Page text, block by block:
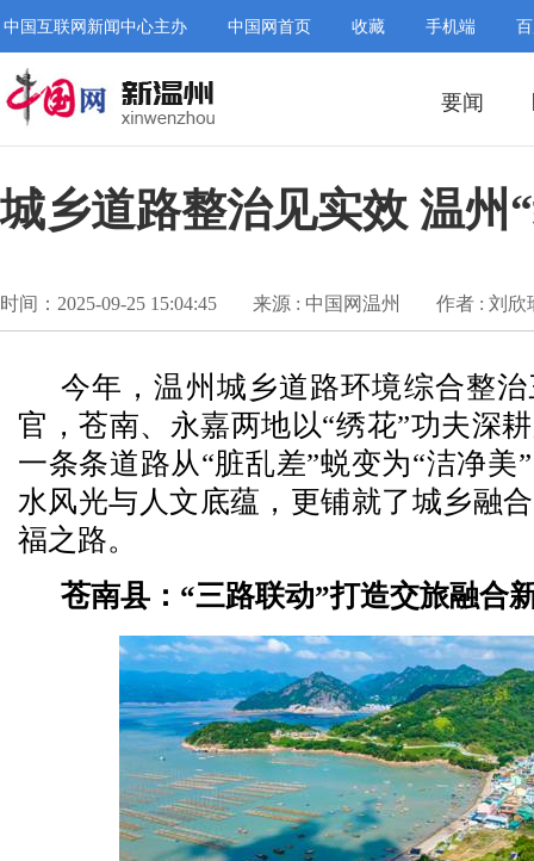
中国互联网新闻中心主办 中国网首页 收藏 手机端
要闻
城乡道路整治见实效 温州
时间：2025-09-25 15:04:45 来源 : 中国网温州 作者 : 刘欣
今年，温州城乡道路环境综合整
官，苍南、永嘉两地以“绣花”功夫深
一条条道路从“脏乱差”蜕变为“洁净美
水风光与人文底蕴，更铺就了城乡融
福之路。
苍南县：“三路联动”打造交旅融合